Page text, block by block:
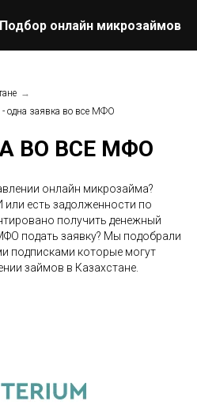
Подбор онлайн микрозаймов
→
одна заявка во все МФО
ВО ВСЕ МФО
онлайн микрозайма?
есть задолженности по
получить денежный
подать заявку? Мы подобрали
подписками которые могут
займов в Казахстане.